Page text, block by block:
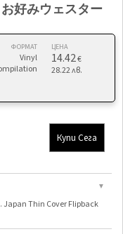
好みウェスター
ФОРМАТ
Vinyl
ЦЕНА
14.42€
28.22 лв.
Купи Сега
▼
Thin Cover Flipback